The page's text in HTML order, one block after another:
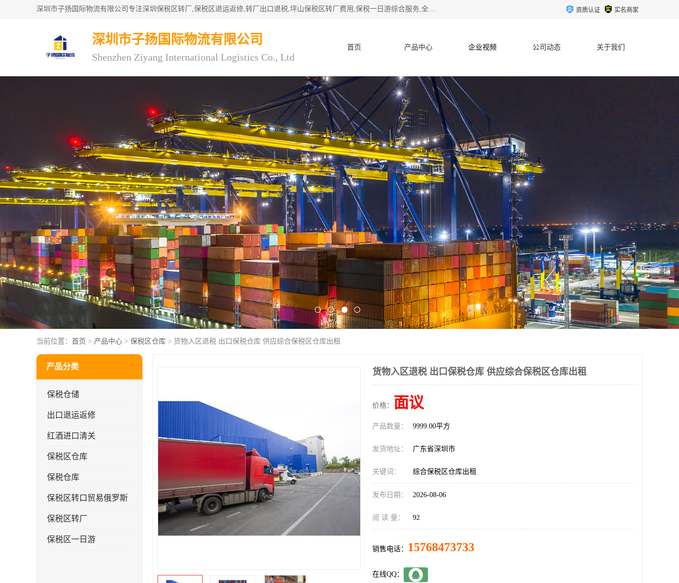
深圳市子扬国际物流有限公司专注深圳保税区转厂,保税区退运返修,转厂出口退税,坪山保税区转厂费用,保税一日游综合服务,全程托管，公司是严格按照“专业化定位、综合化经营、差异化发展”的经营思路建立的现代第三方物流，在通关业务、保税区仓储、退运返修、供应链金融方面具有较强的竞争优势。公司秉承“高效专业、服务客户、创新发展”的经营理念，已发展成为国内外知名企业的战略合作商。 资质认证 实名商家
深圳市子扬国际物流有限公司
Shenzhen Ziyang International Logistics Co., Ltd
首页 产品中心 企业视频 公司动态 关于我们
当前位置： 首页 > 产品中心 > 保税区仓库 > 货物入区退税 出口保税仓库 供应综合保税区仓库出租
产品分类
保税仓储
出口退运返修
红酒进口清关
保税区仓库
保税仓库
保税区转口贸易俄罗斯
保税区转厂
保税区一日游
货物入区退税 出口保税仓库 供应综合保税区仓库出租
价格： 面议
产品数量： 9999.00平方
发货地址： 广东省深圳市
关键词： 综合保税区仓库出租
发布日期： 2026-08-06
阅 读 量： 92
销售电话： 15768473733
在线QQ：